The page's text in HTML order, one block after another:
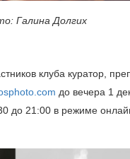
Галина Долгих
клуба куратор,
до вечера 1
до 21:00 в режиме